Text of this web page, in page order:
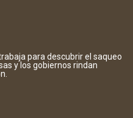
para descubrir el saqueo
y los gobiernos rindan